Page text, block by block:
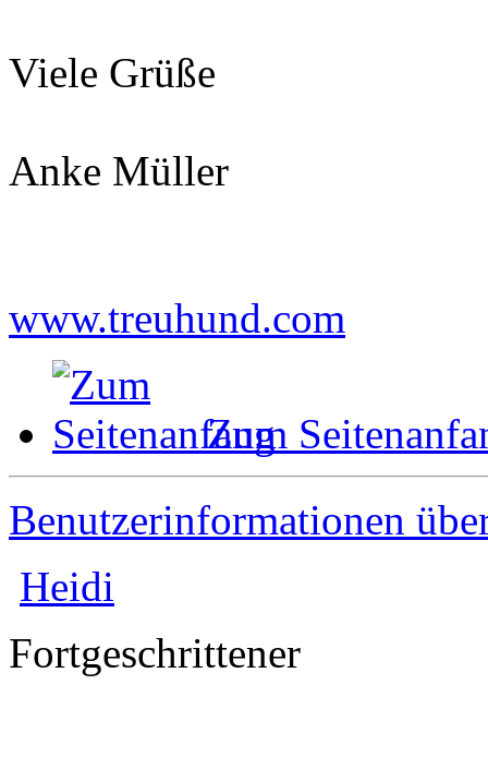
Viele Grüße
Anke Müller
www.treuhund.com
Zum
Benutzerinformationen
Heidi
Fortgeschrittener